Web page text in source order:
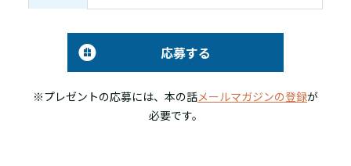
応募する
※プレゼントの応募には、本の話メールマガジンの登録が
必要です。